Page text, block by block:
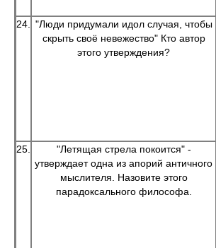
24.
"Люди придумали идол случая, чтобы
скрыть своё невежество" Кто автор
этого утверждения?
25.
"Летящая стрела покоится" -
утверждает одна из апорий античного
мыслителя. Назовите этого
парадоксального философа.